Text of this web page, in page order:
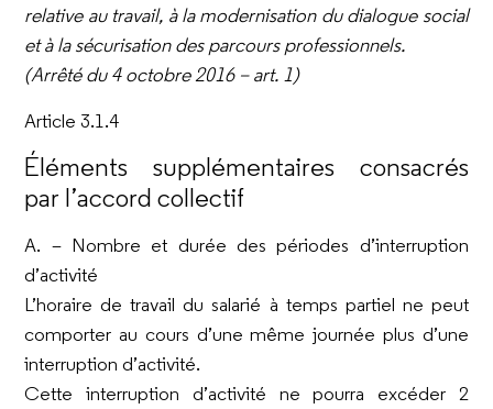
relative au travail, à la modernisation du dialogue social
et à la sécurisation des parcours professionnels.
(Arrêté du 4 octobre 2016 – art. 1)
Article 3.1.4
Éléments supplémentaires consacrés
par l’accord collectif
A. – Nombre et durée des périodes d’interruption
d’activité
L’horaire de travail du salarié à temps partiel ne peut
comporter au cours d’une même journée plus d’une
interruption d’activité.
Cette interruption d’activité ne pourra excéder 2